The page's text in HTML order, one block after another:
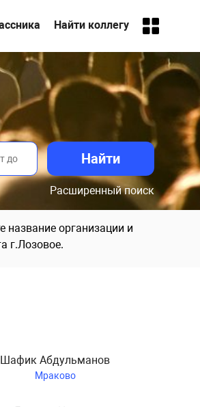
Найти коллегу
Расширенный поиск
организации и
г.Лозовое.
Шафик Абдульманов
Мраково